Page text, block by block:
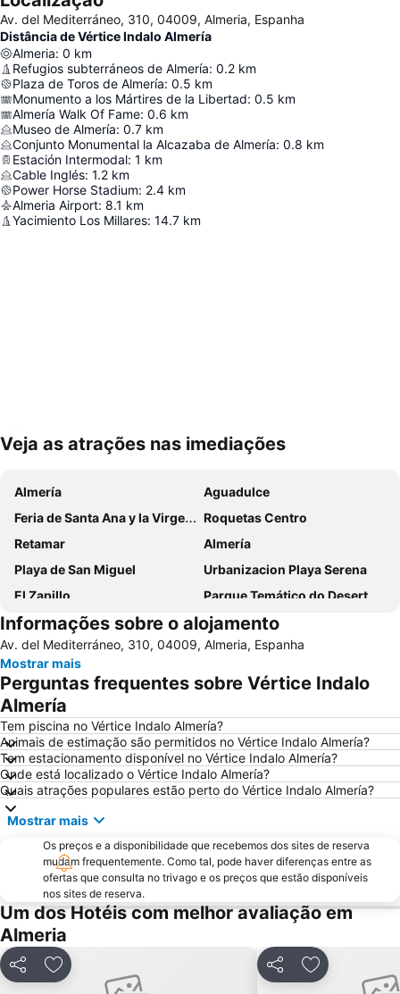
Av. del Mediterráneo, 310, 04009, Almeria, Espanha
Distância de Vértice Indalo Almería
Almeria: 0 km
Refugios subterráneos de Almería: 0.2 km
Plaza de Toros de Almería: 0.5 km
Monumento a los Mártires de la Libertad: 0.5 km
Almería Walk Of Fame: 0.6 km
Museo de Almería: 0.7 km
Conjunto Monumental la Alcazaba de Almería: 0.8 km
Estación Intermodal: 1 km
Cable Inglés: 1.2 km
Power Horse Stadium: 2.4 km
Almeria Airport: 8.1 km
Yacimiento Los Millares: 14.7 km
Ampliar mapa
Veja as atrações nas imediações
Almería
Aguadulce
Feria de Santa Ana y la Virgen del Carmen
Roquetas Centro
Retamar
Almería
Playa de San Miguel
Urbanizacion Playa Serena
El Zapillo
Parque Temático do Deserto de Tabernas
Playa de los Genoveses
Parque Natural Cabo de Gata
Urbanización Roquetas de Mar
Monsúl
Palacio Municipal de los Juegos Mediterráneos
Puerto de Roquetas de Mar
Balerma
San Telmo
Zapillo
Agua Amarga
Los Almendros
Torrecárdenas
El Faro
El Puerto-Las Lomas
San Miguel de Cabo de Gata
Las Marinas-El Solanillo
Puerto Deportivo Almerimar
Informações sobre o alojamento
Av. del Mediterráneo, 310, 04009, Almeria, Espanha
Mostrar mais
Perguntas frequentes sobre Vértice Indalo
Almería
Tem piscina no Vértice Indalo Almería?
Animais de estimação são permitidos no Vértice Indalo Almería?
Tem estacionamento disponível no Vértice Indalo Almería?
Onde está localizado o Vértice Indalo Almería?
Quais atrações populares estão perto do Vértice Indalo Almería?
Mostrar mais
Os preços e a disponibilidade que recebemos dos sites de reserva
mudam frequentemente. Como tal, pode haver diferenças entre as
ofertas que consulta no trivago e os preços que estão disponíveis
nos sites de reserva.
Um dos Hotéis com melhor avaliação em
Almeria
PartilharAdicionar aos favoritos PartilharAdicionar